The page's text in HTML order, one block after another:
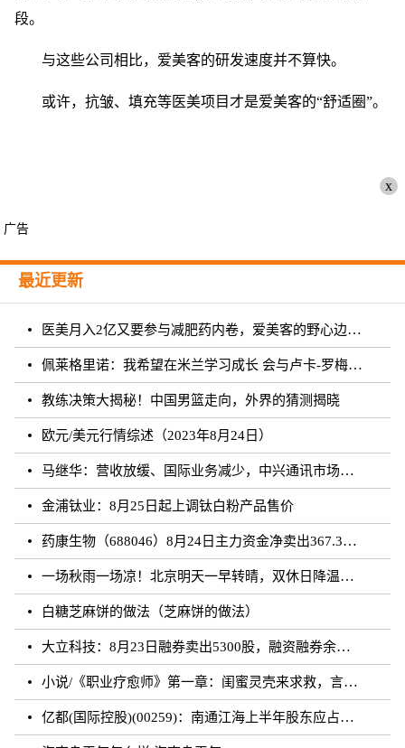
段。
与这些公司相比，爱美客的研发速度并不算快。
或许，抗皱、填充等医美项目才是爱美客的“舒适圈”。
x
广告
最近更新
医美月入2亿又要参与减肥药内卷，爱美客的野心边界在哪？
佩莱格里诺：我希望在米兰学习成长 会与卢卡-罗梅罗团结互助
教练决策大揭秘！中国男篮走向，外界的猜测揭晓
欧元/美元行情综述（2023年8月24日）
马继华：营收放缓、国际业务减少，中兴通讯市场重心向国内靠拢？
金浦钛业：8月25日起上调钛白粉产品售价
药康生物（688046）8月24日主力资金净卖出367.31万元
一场秋雨一场凉！北京明天一早转晴，双休日降温雨再来
白糖芝麻饼的做法（芝麻饼的做法）
大立科技：8月23日融券卖出5300股，融资融券余额7.64亿元
小说/《职业疗愈师》第一章：闺蜜灵壳来求救，言闻雨对付暗灵
亿都(国际控股)(00259)：南通江海上半年股东应占溢利约3.62亿元 同比增加21.01%